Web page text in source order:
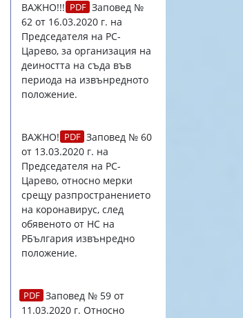
ВАЖНО!!!
Заповед №
62 от 16.03.2020 г. на
Председателя на РС-
Царево, за организация на
деиността на съда във
периода на извънредното
положение.
ВАЖНО!
Заповед № 60
от 13.03.2020 г. на
Председателя на РС-
Царево, относно мерки
срещу разпространението
на коронавирус, след
обявеното от НС на
РБългария извънредно
положение.
Заповед № 59 от
11.03.2020 г. Относно